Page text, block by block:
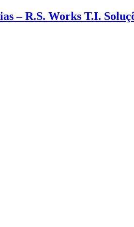
– R.S. Works T.I.